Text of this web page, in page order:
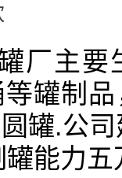
厂主要
罐制
罐.公
能力五